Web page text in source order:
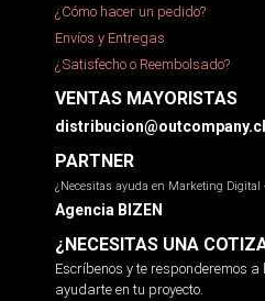
¿Cómo hacer un pedido?
Envíos y Entregas
¿Satisfecho o Reembolsado?
VENTAS MAYORISTAS
distribucion@outcompany.cl
PARTNER
¿Necesitas ayuda en Marketing Digital
Agencia BIZEN
¿NECESITAS UNA
Escríbenos y te responderemos
ayudarte en tu proyecto.